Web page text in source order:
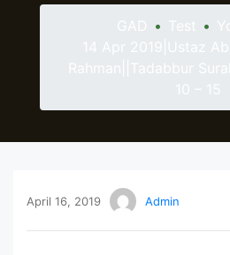
• •
April 16, 2019 Admin